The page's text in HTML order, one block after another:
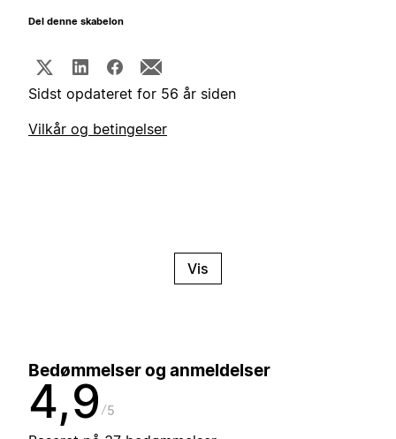
Del denne skabelon
Sidst opdateret for 56 år siden
Vilkår og betingelser
Vis
Bedømmelser og anmeldelser
4,9 5